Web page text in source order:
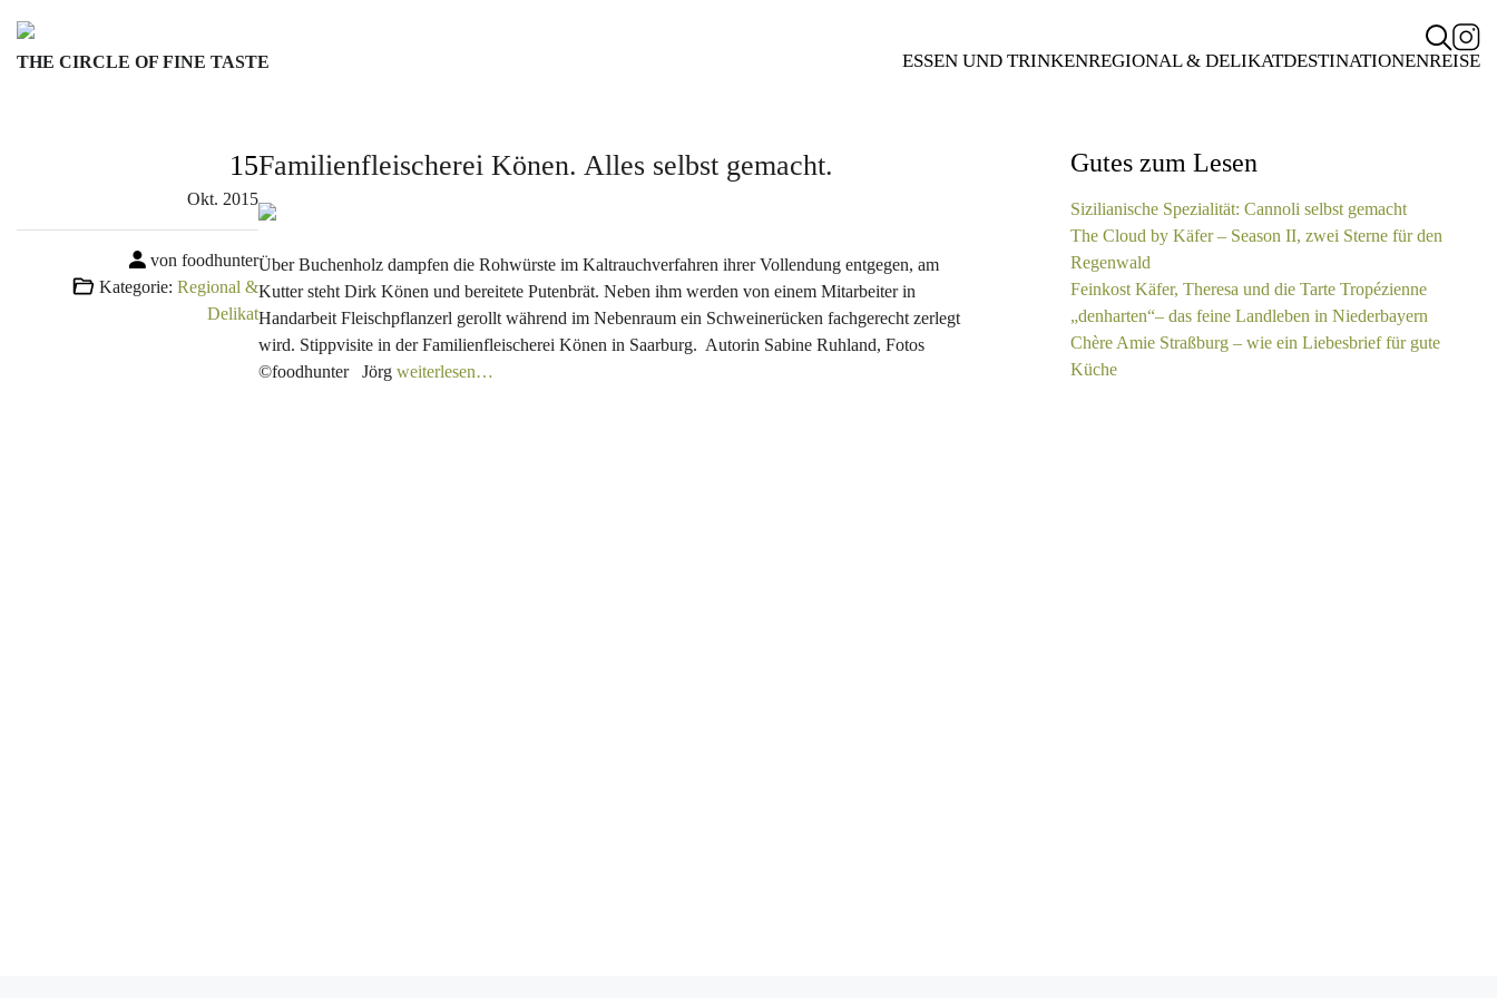
content
THE CIRCLE OF FINE TASTE ESSEN UND TRINKENREGIONAL & DELIKATDESTINATIONENREISE
15
Okt. 2015
von foodhunter
Kategorie: Regional &
Delikat
Familienfleischerei Könen. Alles selbst gemacht.
Über Buchenholz dampfen die Rohwürste im Kaltrauchverfahren ihrer Vollendung entgegen, am
Kutter steht Dirk Könen und bereitete Putenbrät. Neben ihm werden von einem Mitarbeiter in
Handarbeit Fleischpflanzerl gerollt während im Nebenraum ein Schweinerücken fachgerecht zerlegt
wird. Stippvisite in der Familienfleischerei Könen in Saarburg. Autorin Sabine Ruhland, Fotos
©foodhunter Jörg weiterlesen…
Gutes zum Lesen
Sizilianische Spezialität: Cannoli selbst gemacht
The Cloud by Käfer – Season II, zwei Sterne für den
Regenwald
Feinkost Käfer, Theresa und die Tarte Tropézienne
„denharten“– das feine Landleben in Niederbayern
Chère Amie Straßburg – wie ein Liebesbrief für gute
Küche